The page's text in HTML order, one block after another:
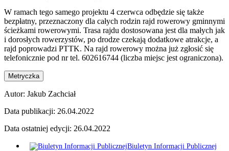
W ramach tego samego projektu 4 czerwca odbędzie się także
bezpłatny, przeznaczony dla całych rodzin rajd rowerowy gminnymi
ścieżkami rowerowymi. Trasa rajdu dostosowana jest dla małych jak
i dorosłych rowerzystów, po drodze czekają dodatkowe atrakcje, a
rajd poprowadzi PTTK. Na rajd rowerowy można już zgłosić się
telefonicznie pod nr tel. 602616744 (liczba miejsc jest ograniczona).
Metryczka
Autor: Jakub Zachciał
Data publikacji: 26.04.2022
Data ostatniej edycji: 26.04.2022
Biuletyn Informacji Publicznej